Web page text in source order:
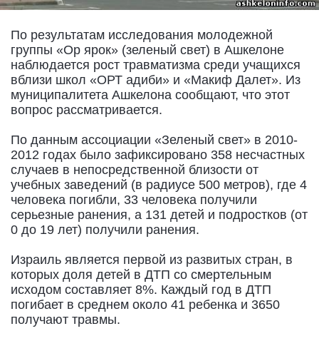
По результатам исследования молодежной
группы «Ор ярок» (зеленый свет) в Ашкелоне
наблюдается рост травматизма среди учащихся
вблизи школ «ОРТ адиби» и «Макиф Далет». Из
муниципалитета Ашкелона сообщают, что этот
вопрос рассматривается.
По данным ассоциации «Зеленый свет» в 2010-
2012 годах было зафиксировано 358 несчастных
случаев в непосредственной близости от
учебных заведений (в радиусе 500 метров), где 4
человека погибли, 33 человека получили
серьезные ранения, а 131 детей и подростков (от
0 до 19 лет) получили ранения.
Израиль является первой из развитых стран, в
которых доля детей в ДТП со смертельным
исходом составляет 8%. Каждый год в ДТП
погибает в среднем около 41 ребенка и 3650
получают травмы.